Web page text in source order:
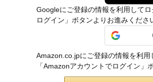
Googleにご登録の情報を利用して
ログイン」ボタンよりお進みくださ
Amazon.co.jpにご登録の情報を利用
「Amazonアカウントでログイン」